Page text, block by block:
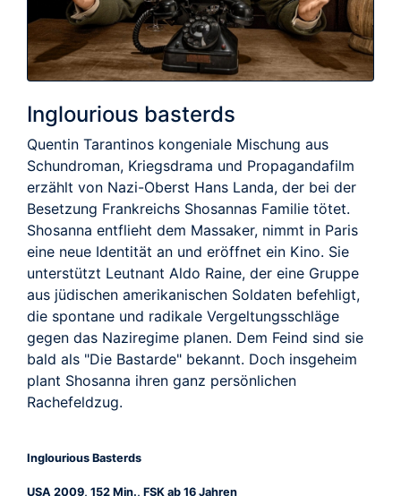
Inglourious basterds
Quentin Tarantinos kongeniale Mischung aus
Schundroman, Kriegsdrama und Propagandafilm
erzählt von Nazi-Oberst Hans Landa, der bei der
Besetzung Frankreichs Shosannas Familie tötet.
Shosanna entflieht dem Massaker, nimmt in Paris
eine neue Identität an und eröffnet ein Kino. Sie
unterstützt Leutnant Aldo Raine, der eine Gruppe
aus jüdischen amerikanischen Soldaten befehligt,
die spontane und radikale Vergeltungsschläge
gegen das Naziregime planen. Dem Feind sind sie
bald als "Die Bastarde" bekannt. Doch insgeheim
plant Shosanna ihren ganz persönlichen
Rachefeldzug.
Inglourious Basterds
USA 2009, 152 Min., FSK ab 16 Jahren